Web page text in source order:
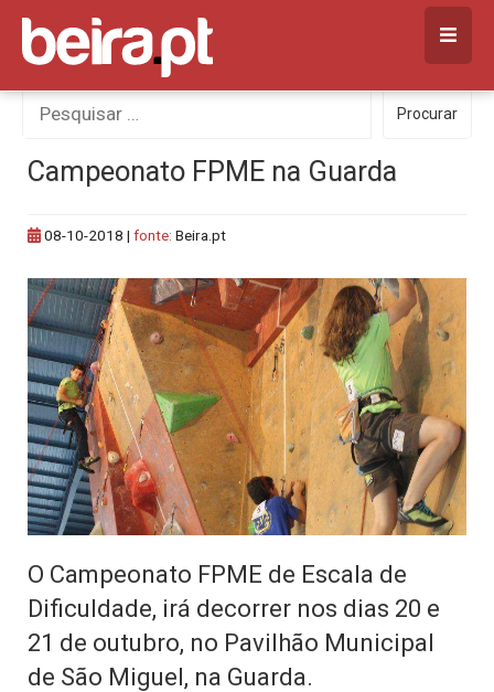
Skip
content
Procurar
por:
Procurar
Campeonato FPME na Guarda
08-10-2018 | fonte: Beira.pt
O Campeonato FPME de Escala de
Dificuldade, irá decorrer nos dias 20 e
21 de outubro, no Pavilhão Municipal
de São Miguel, na Guarda.